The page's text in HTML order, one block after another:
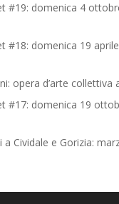
#19: domenica 4
#18: domenica 19
opera d’arte collettiva
#17: domenica 19
Cividale e Gorizia: